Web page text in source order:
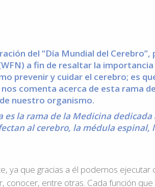
del “Día Mundial del
a fin de resaltar la
prevenir y cuidar el cerebro; es
nos comenta acerca de esta rama
nuestro organismo.
es la rama de la Medicina
al cerebro, la médula espinal,
ya que gracias a él podemos ejecutar
conocer, entre otras. Cada función